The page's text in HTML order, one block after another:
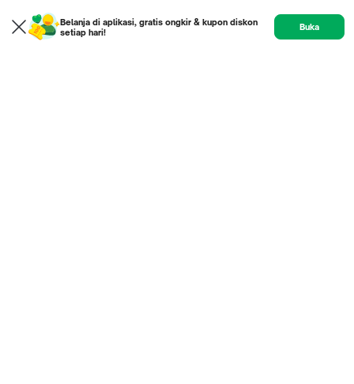
Belanja di aplikasi, gratis ongkir & kupon diskon
setiap hari!
Buka